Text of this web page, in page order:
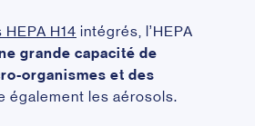
H14 intégrés, l’HEPA
grande capacité de
organismes et des
également les aérosols.